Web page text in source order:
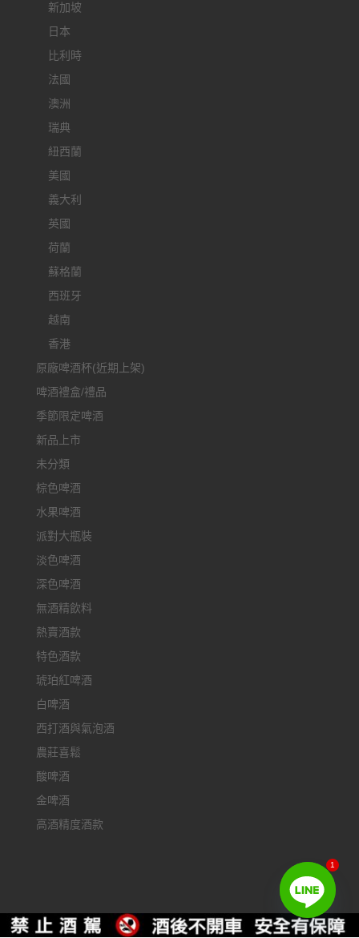
新加坡
日本
比利時
法國
澳洲
瑞典
紐西蘭
美國
義大利
英國
荷蘭
蘇格蘭
西班牙
越南
香港
原廠啤酒杯(近期上架)
啤酒禮盒/禮品
季節限定啤酒
新品上市
未分類
棕色啤酒
水果啤酒
派對大瓶裝
淡色啤酒
深色啤酒
無酒精飲料
熱賣酒款
特色酒款
琥珀紅啤酒
白啤酒
西打酒與氣泡酒
農莊喜鬆
酸啤酒
金啤酒
高酒精度酒款
1